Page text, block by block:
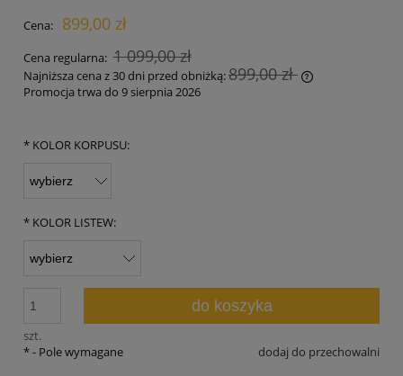
Cena: 899,00 zł
Cena regularna: 1 099,00 zł
Najniższa cena z 30 dni przed obniżką:899,00 zł
Promocja trwa do 9 sierpnia 2026
* KOLOR KORPUSU:
* KOLOR LISTEW:
szt.
do koszyka
dodaj do przechowalni
*- Pole wymagane